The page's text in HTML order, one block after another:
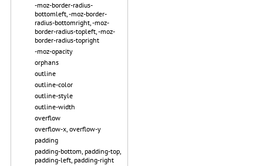
-moz-border-radius-
bottomleft, -moz-border-
radius-bottomright, -moz-
border-radius-topleft, -moz-
border-radius-topright
-moz-opacity
orphans
outline
outline-color
outline-style
outline-width
overflow
overflow-x, overflow-y
padding
padding-bottom, padding-top,
padding-left, padding-right